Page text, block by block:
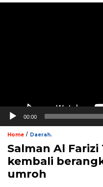
00:00
Home / Daerah.
Salman Al
kembali
umroh